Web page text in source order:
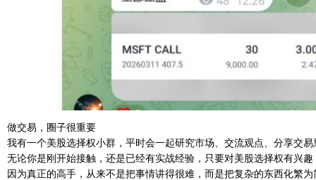
做交易，圈子很重要
我有一个美股选择权小群，平时会一起研究市场、交流观点、分享交易
无论你是刚开始接触，还是已经有实战经验，只要对美股选择权有兴
因为真正的高手，从来不是把事情讲得很难，而是把复杂的东西化繁为